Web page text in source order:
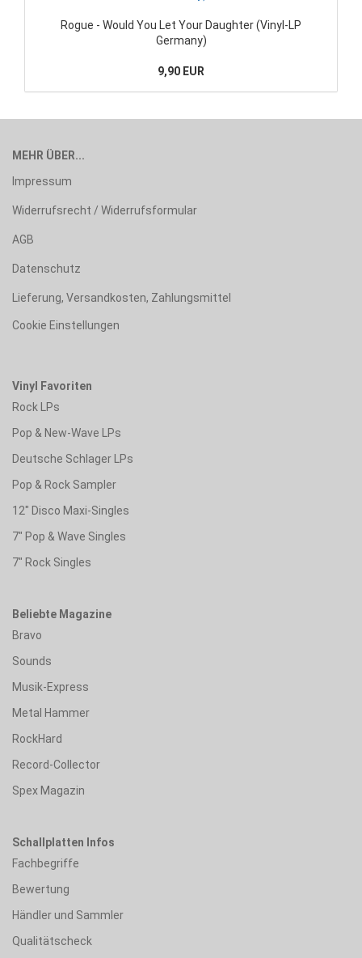
Rogue - Would You Let Your Daughter (Vinyl-LP
Germany)
9,90 EUR
MEHR ÜBER...
Impressum
Widerrufsrecht / Widerrufsformular
AGB
Datenschutz
Lieferung, Versandkosten, Zahlungsmittel
Cookie Einstellungen
Vinyl Favoriten
Rock LPs
Pop & New-Wave LPs
Deutsche Schlager LPs
Pop & Rock Sampler
12" Disco Maxi-Singles
7" Pop & Wave Singles
7" Rock Singles
Beliebte Magazine
Bravo
Sounds
Musik-Express
Metal Hammer
RockHard
Record-Collector
Spex Magazin
Schallplatten Infos
Fachbegriffe
Bewertung
Händler und Sammler
Qualitätscheck